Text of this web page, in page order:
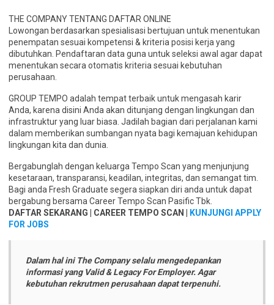
THE COMPANY TENTANG DAFTAR ONLINE
Lowongan berdasarkan spesialisasi bertujuan untuk menentukan
penempatan sesuai kompetensi & kriteria posisi kerja yang
dibutuhkan. Pendaftaran data guna untuk seleksi awal agar dapat
menentukan secara otomatis kriteria sesuai kebutuhan
perusahaan.
GROUP TEMPO adalah tempat terbaik untuk mengasah karir
Anda, karena disini Anda akan ditunjang dengan lingkungan dan
infrastruktur yang luar biasa. Jadilah bagian dari perjalanan kami
dalam memberikan sumbangan nyata bagi kemajuan kehidupan
lingkungan kita dan dunia.
Bergabunglah dengan keluarga Tempo Scan yang menjunjung
kesetaraan, transparansi, keadilan, integritas, dan semangat tim.
Bagi anda Fresh Graduate segera siapkan diri anda untuk dapat
bergabung bersama Career Tempo Scan Pasific Tbk.
DAFTAR SEKARANG | CAREER TEMPO SCAN |
KUNJUNGI APPLY
FOR JOBS
Dalam hal ini The Company selalu mengedepankan
informasi yang Valid & Legacy For Employer. Agar
kebutuhan rekrutmen perusahaan dapat terpenuhi.